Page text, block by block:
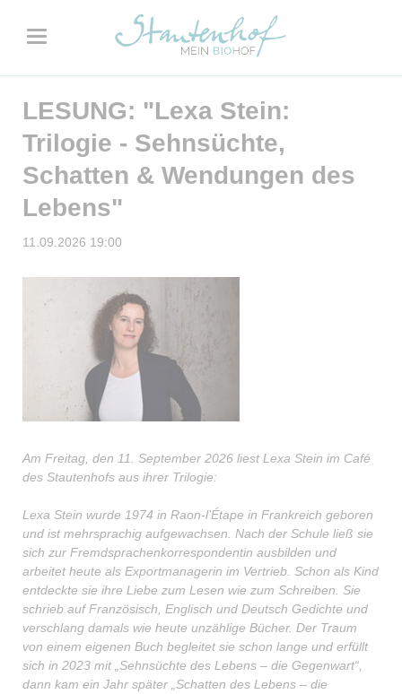
LESUNG: "Lexa Stein:
Trilogie - Sehnsüchte,
Schatten & Wendungen des
Lebens"
11.09.2026 19:00
Am Freitag, den 11. September 2026 liest Lexa Stein im Café
des Stautenhofs aus ihrer Trilogie:
Lexa Stein wurde 1974 in Raon-l’Étape in Frankreich geboren
und ist mehrsprachig aufgewachsen. Nach der Schule ließ sie
sich zur Fremdsprachenkorrespondentin ausbilden und
arbeitet heute als Exportmanagerin im Vertrieb. Schon als Kind
entdeckte sie ihre Liebe zum Lesen wie zum Schreiben. Sie
schrieb auf Französisch, Englisch und Deutsch Gedichte und
verschlang damals wie heute unzählige Bücher. Der Traum
von einem eigenen Buch begleitet sie schon lange und erfüllt
sich in 2023 mit „Sehnsüchte des Lebens – die Gegenwart“,
dann kam ein Jahr später „Schatten des Lebens – die